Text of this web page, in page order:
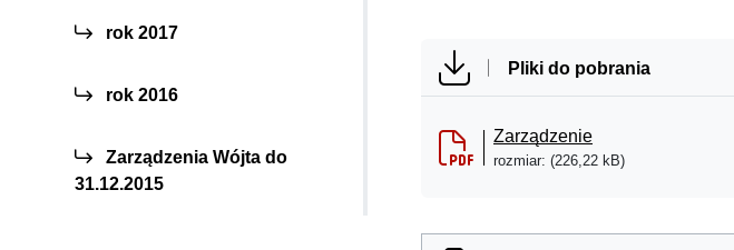
rok 2017
rok 2016
Zarządzenia Wójta do
31.12.2015
Pliki do pobrania
Zarządzenie
rozmiar: (226,22 kB)